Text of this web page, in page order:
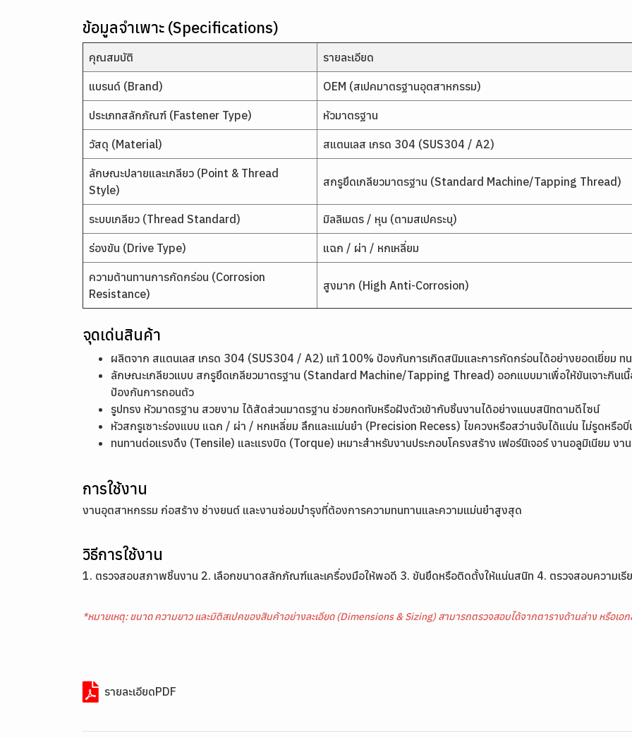
ข้อมูลจำเพาะ (Specifications)
คุณสมบัติ รายละเอียด
แบรนด์ (Brand) OEM (สเปคมาตรฐานอุตสาหกรรม)
ประเภทสลักภัณฑ์ (Fastener Type) หัวมาตรฐาน
วัสดุ (Material) สแตนเลส เกรด 304 (SUS304 / A2)
ลักษณะปลายและเกลียว (Point & Thread
Style)
สกรูยึดเกลียวมาตรฐาน (Standard Machine/Tapping Thread)
ระบบเกลียว (Thread Standard) มิลลิเมตร / หุน (ตามสเปคระบุ)
ร่องขัน (Drive Type) แฉก / ผ่า / หกเหลี่ยม
ความต้านทานการกัดกร่อน (Corrosion
Resistance)
สูงมาก (High Anti-Corrosion)
จุดเด่นสินค้า
ผลิตจาก สแตนเลส เกรด 304 (SUS304 / A2) แท้ 100% ป้องกันการเกิดสนิมและการกัดกร่อนได้อย่างยอดเยี่ยม ท
ลักษณะเกลียวแบบ สกรูยึดเกลียวมาตรฐาน (Standard Machine/Tapping Thread) ออกแบบมาเพื่อให้ขันเจาะกินเนื้
ป้องกันการถอนตัว
รูปทรง หัวมาตรฐาน สวยงาม ได้สัดส่วนมาตรฐาน ช่วยกดทับหรือฝังตัวเข้ากับชิ้นงานได้อย่างแนบสนิทตามดีไซน์
หัวสกรูเซาะร่องแบบ แฉก / ผ่า / หกเหลี่ยม ลึกและแม่นยำ (Precision Recess) ไขควงหรือสว่านจับได้แน่น ไม่รูดหรือ
ทนทานต่อแรงดึง (Tensile) และแรงบิด (Torque) เหมาะสำหรับงานประกอบโครงสร้าง เฟอร์นิเจอร์ งานอลูมิเนียม งา
การใช้งาน
งานอุตสาหกรรม ก่อสร้าง ช่างยนต์ และงานซ่อมบำรุงที่ต้องการความทนทานและความแม่นยำสูงสุด
วิธีการใช้งาน
1. ตรวจสอบสภาพชิ้นงาน 2. เลือกขนาดสลักภัณฑ์และเครื่องมือให้พอดี 3. ขันยึดหรือติดตั้งให้แน่นสนิท 4. ตรวจสอบความเ
*หมายเหตุ: ขนาด ความยาว และมิติสเปคของสินค้าอย่างละเอียด (Dimensions & Sizing) สามารถตรวจสอบได้จากตารางด้านล่าง หรือเอ
รายละเอียดPDF